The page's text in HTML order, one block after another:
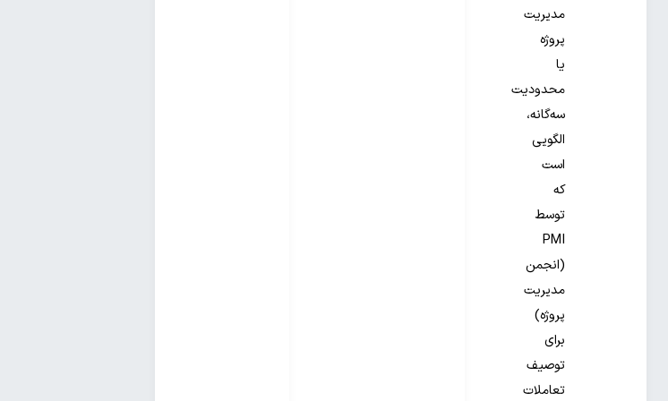
مدیریت
پروژه
یا
محدودیت
سه‌گانه،
الگویی
است
که
توسط
PMI
(انجمن
مدیریت
پروژه)
برای
توصیف
تعاملات